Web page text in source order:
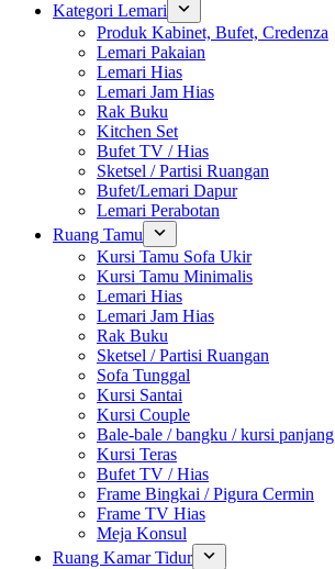
Kategori Lemari
Produk Kabinet, Bufet, Credenza
Lemari Pakaian
Lemari Hias
Lemari Jam Hias
Rak Buku
Kitchen Set
Bufet TV / Hias
Sketsel / Partisi Ruangan
Bufet/Lemari Dapur
Lemari Perabotan
Ruang Tamu
Kursi Tamu Sofa Ukir
Kursi Tamu Minimalis
Lemari Hias
Lemari Jam Hias
Rak Buku
Sketsel / Partisi Ruangan
Sofa Tunggal
Kursi Santai
Kursi Couple
Bale-bale / bangku / kursi panjang
Kursi Teras
Bufet TV / Hias
Frame Bingkai / Pigura Cermin
Frame TV Hias
Meja Konsul
Ruang Kamar Tidur